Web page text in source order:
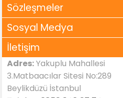
Sözleşmeler
Sosyal Medya
İletişim
Adres:Yakuplu Mahallesi
3.Matbaacılar Sitesi No:289
Beylikdüzü İstanbul